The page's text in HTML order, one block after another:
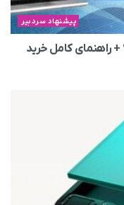
پیشنهاد سردبیر
راهنمای کامل خرید